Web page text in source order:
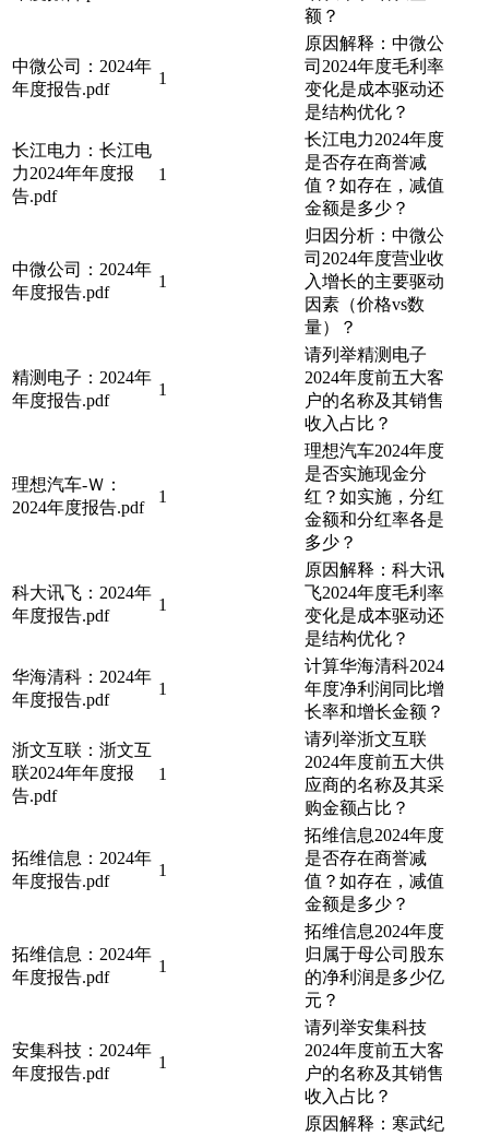
额？
中微公司：2024年
年度报告.pdf
1
原因解释：中微公
司2024年度毛利率
变化是成本驱动还
是结构优化？
长江电力：长江电
力2024年年度报
告.pdf
1
长江电力2024年度
是否存在商誉减
值？如存在，减值
金额是多少？
中微公司：2024年
年度报告.pdf
1
归因分析：中微公
司2024年度营业收
入增长的主要驱动
因素（价格vs数
量）？
精测电子：2024年
年度报告.pdf
1
请列举精测电子
2024年度前五大客
户的名称及其销售
收入占比？
理想汽车-Ｗ：
2024年度报告.pdf
1
理想汽车2024年度
是否实施现金分
红？如实施，分红
金额和分红率各是
多少？
科大讯飞：2024年
年度报告.pdf
1
原因解释：科大讯
飞2024年度毛利率
变化是成本驱动还
是结构优化？
华海清科：2024年
年度报告.pdf
1
计算华海清科2024
年度净利润同比增
长率和增长金额？
浙文互联：浙文互
联2024年年度报
告.pdf
1
请列举浙文互联
2024年度前五大供
应商的名称及其采
购金额占比？
拓维信息：2024年
年度报告.pdf
1
拓维信息2024年度
是否存在商誉减
值？如存在，减值
金额是多少？
拓维信息：2024年
年度报告.pdf
1
拓维信息2024年度
归属于母公司股东
的净利润是多少亿
元？
安集科技：2024年
年度报告.pdf
1
请列举安集科技
2024年度前五大客
户的名称及其销售
收入占比？
原因解释：寒武纪